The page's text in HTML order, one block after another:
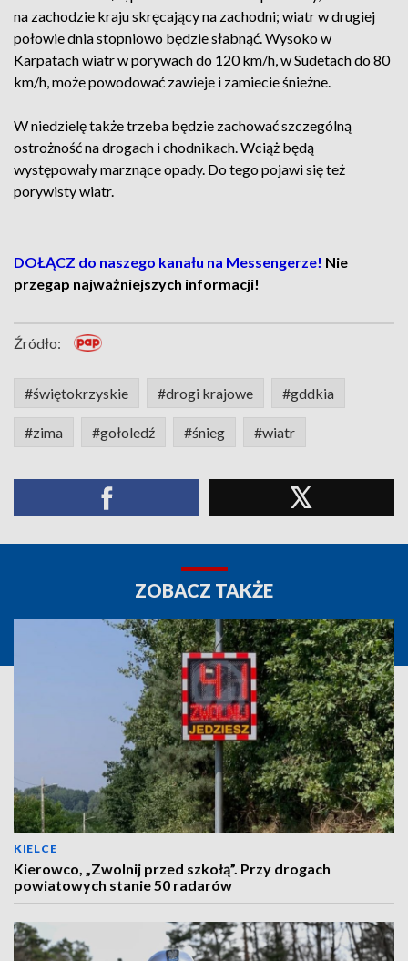
na zachodzie kraju skręcający na zachodni; wiatr w drugiej
połowie dnia stopniowo będzie słabnąć. Wysoko w
Karpatach wiatr w porywach do 120 km/h, w Sudetach do 80
km/h, może powodować zawieje i zamiecie śnieżne.
W niedzielę także trzeba będzie zachować szczególną
ostrożność na drogach i chodnikach. Wciąż będą
występowały marznące opady. Do tego pojawi się też
porywisty wiatr.
DOŁĄCZ do naszego kanału na Messengerze! Nie
przegap najważniejszych informacji!
Źródło:
#świętokrzyskie #drogi krajowe #gddkia
#zima #gołoledź #śnieg #wiatr
ZOBACZ TAKŻE
KIELCE
Kierowco, „Zwolnij przed szkołą”. Przy drogach
powiatowych stanie 50 radarów